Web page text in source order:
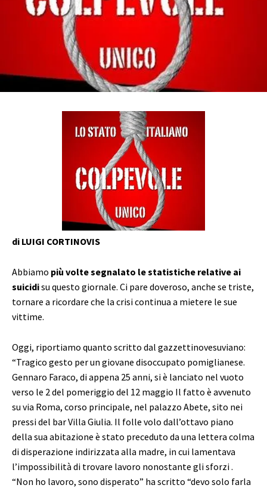
di LUIGI CORTINOVIS
Abbiamo più volte segnalato le statistiche relative ai
suicidisu questo giornale. Ci pare doveroso, anche se triste,
tornare a ricordare che la crisi continua a mietere le sue
vittime.
Oggi, riportiamo quanto scritto dal gazzettinovesuviano:
“Tragico gesto per un giovane disoccupato pomiglianese.
Gennaro Faraco, di appena 25 anni, si è lanciato nel vuoto
verso le 2 del pomeriggio del 12 maggio Il fatto è avvenuto
su via Roma, corso principale, nel palazzo Abete, sito nei
pressi del bar Villa Giulia. Il folle volo dall’ottavo piano
della sua abitazione è stato preceduto da una lettera colma
di disperazione indirizzata alla madre, in cui lamentava
l’impossibilità di trovare lavoro nonostante gli sforzi .
“Non ho lavoro, sono disperato” ha scritto “devo solo farla